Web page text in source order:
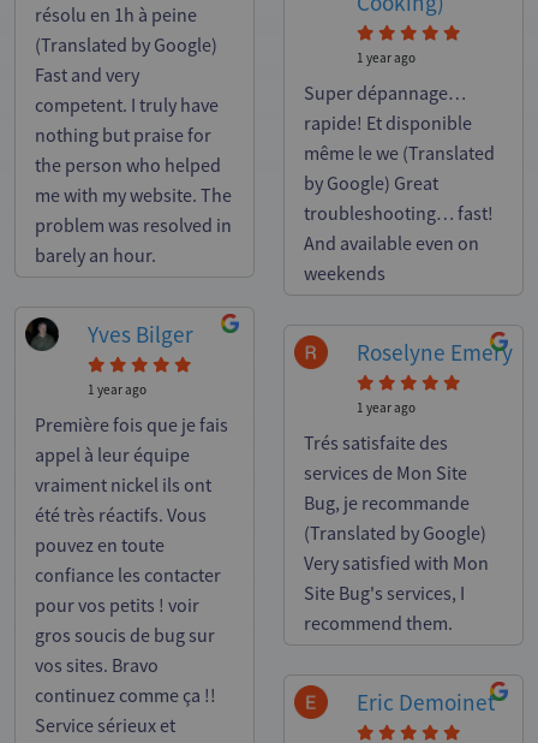
résolu en 1h à peine
(Translated by Google)
Fast and very
competent. I truly have
nothing but praise for
the person who helped
me with my website. The
problem was resolved in
barely an hour.
1 year ago
Super dépannage…
rapide! Et disponible
même le we (Translated
by Google) Great
troubleshooting… fast!
And available even on
weekends
Yves Bilger
1 year ago
Première fois que je fais
appel à leur équipe
vraiment nickel ils ont
été très réactifs. Vous
pouvez en toute
confiance les contacter
pour vos petits ! voir
gros soucis de bug sur
vos sites. Bravo
continuez comme ça !!
Service sérieux et
Roselyne Emery
1 year ago
Trés satisfaite des
services de Mon Site
Bug, je recommande
(Translated by Google)
Very satisfied with Mon
Site Bug's services, I
recommend them.
Eric Demoinet